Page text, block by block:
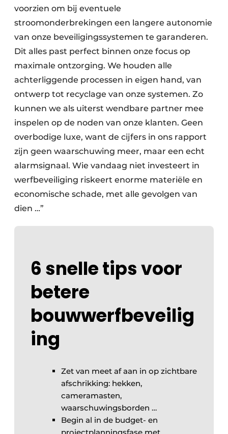
voorzien om bij eventuele
stroomonderbrekingen een langere autonomie
van onze beveiligingssystemen te garanderen.
Dit alles past perfect binnen onze focus op
maximale ontzorging. We houden alle
achterliggende processen in eigen hand, van
ontwerp tot recyclage van onze systemen. Zo
kunnen we als uiterst wendbare partner mee
inspelen op de noden van onze klanten. Geen
overbodige luxe, want de cijfers in ons rapport
zijn geen waarschuwing meer, maar een echt
alarmsignaal. Wie vandaag niet investeert in
werfbeveiliging riskeert enorme materiële en
economische schade, met alle gevolgen van
dien …”
6 snelle tips voor
betere
bouwwerfbeveilig
ing
Zet van meet af aan in op zichtbare
afschrikking: hekken,
cameramasten,
waarschuwingsborden …
Begin al in de budget- en